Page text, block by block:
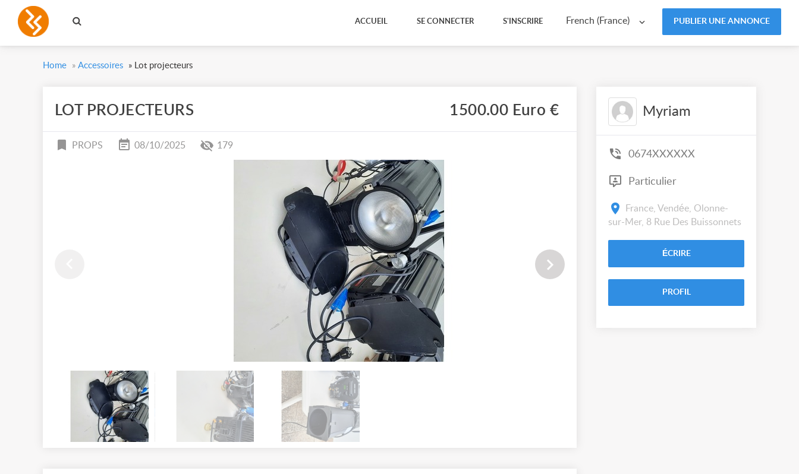
French (France) PUBLIER UNE ANNONCE
ACCUEIL SE CONNECTER S'INSCRIRE
Home » Accessoires » Lot projecteurs
LOT PROJECTEURS 1500.00 Euro €
PROPS 08/10/2025 179
Myriam
0674XXXXXX
Particulier
France, Vendée, Olonne-
sur-Mer, 8 Rue Des Buissonnets
ÉCRIRE
PROFIL